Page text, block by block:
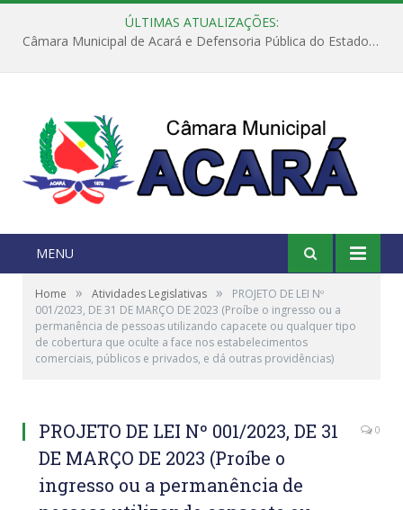
ÚLTIMAS ATUALIZAÇÕES:
Câmara Municipal de Acará e Defensoria Pública do Estado, promovem Ação Balcão de Direitos
MENU
Home » Atividades Legislativas »
PROJETO DE LEI Nº
001/2023, DE 31 DE MARÇO DE 2023 (Proíbe o ingresso ou a
permanência de pessoas utilizando capacete ou qualquer tipo
de cobertura que oculte a face nos estabelecimentos
comerciais, públicos e privados, e dá outras providências)
PROJETO DE LEI Nº 001/2023, DE 31
DE MARÇO DE 2023 (Proíbe o
ingresso ou a permanência de
0